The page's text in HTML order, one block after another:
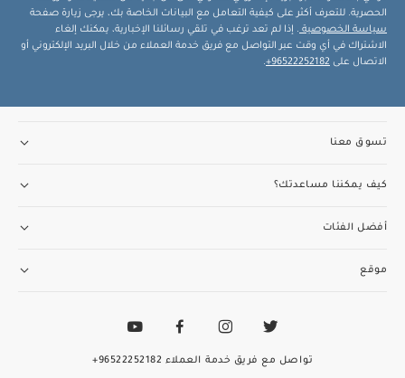
الحصرية. للتعرف أكثر على كيفية التعامل مع البيانات الخاصة بك، يرجى زيارة صفحة
سياسة الخصوصية . إذا لم تعد ترغب في تلقي رسائلنا الإخبارية، يمكنك إلغاء
الاشتراك في أي وقت عبر التواصل مع فريق خدمة العملاء من خلال البريد الإلكتروني أو
الاتصال على 96522252182+
.
تسوق معنا
كيف يمكننا مساعدتك؟
أفضل الفئات
موقع
تواصل مع فريق خدمة العملاء 96522252182+